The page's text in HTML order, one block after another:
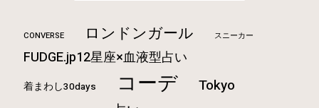
CONVERSE ロンドンガール スニーカー
FUDGE.jp12星座×血液型占い
着まわし30days コーデ Tokyo